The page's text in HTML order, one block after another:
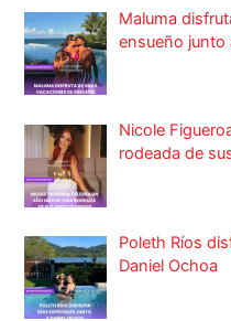
Maluma
ensueño junto
Nicole
rodeada de
Poleth Ríos
Daniel Ochoa